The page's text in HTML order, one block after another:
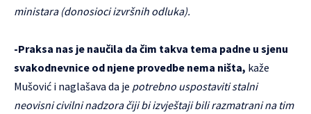
ministara (donosioci izvršnih odluka).
-Praksa nas je naučila da čim takva tema padne u sjenu
svakodnevnice od njene provedbe nema ništa, kaže
Mušović i naglašava da je potrebno uspostaviti stalni
neovisni civilni nadzora čiji bi izvještaji bili razmatrani na tim